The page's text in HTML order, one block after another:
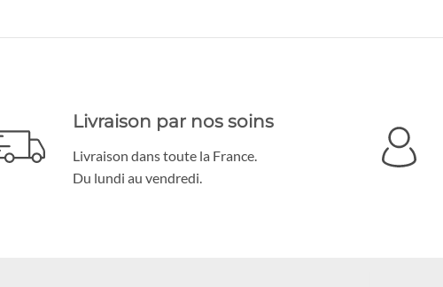
Livraison par nos soins
Livraison dans toute la France.
Du lundi au vendredi.